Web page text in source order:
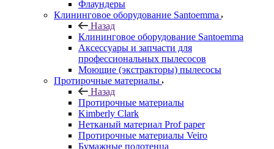
Флаундеры
Клининговое оборудование Santoemma
Назад
Клининговое оборудование Santoemma
Аксессуары и запчасти для
профессиональных пылесосов
Моющие (экстракторы) пылесосы
Протирочные материалы
Назад
Протирочные материалы
Kimberly Clark
Нетканый материал Prof paper
Протирочные материалы Veiro
Бумажные полотенца